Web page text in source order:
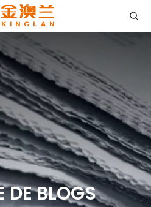
DE BLOGS